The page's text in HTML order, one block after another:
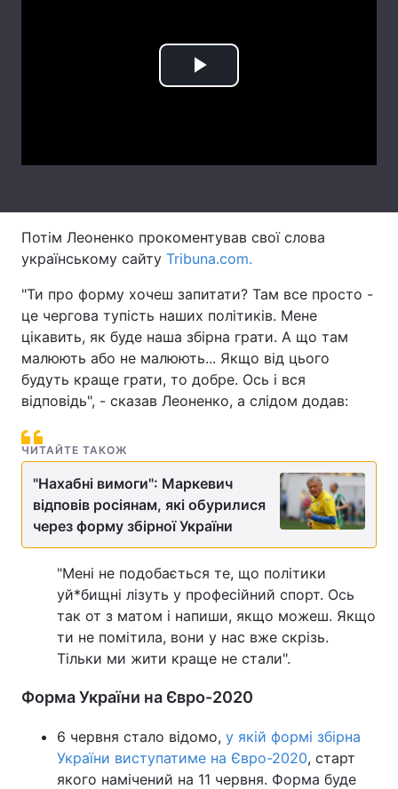
Тема оформлення
Play
Потім Леоненко прокоментував свої слова
українському сайту Tribuna.com.
"Ти про форму хочеш запитати? Там все просто -
це чергова тупість наших політиків. Мене
цікавить, як буде наша збірна грати. А що там
малюють або не малюють... Якщо від цього
будуть краще грати, то добре. Ось і вся
відповідь", - сказав Леоненко, а слідом додав:
ЧИТАЙТЕ ТАКОЖ
"Нахабні вимоги": Маркевич
відповів росіянам, які обурилися
через форму збірної України
"Мені не подобається те, що політики
уй*бищні лізуть у професійний спорт. Ось
так от з матом і напиши, якщо можеш. Якщо
ти не помітила, вони у нас вже скрізь.
Тільки ми жити краще не стали".
Форма України на Євро-2020
6 червня стало відомо, у якій формі збірна
України виступатиме на Євро-2020, старт
якого намічений на 11 червня. Форма буде